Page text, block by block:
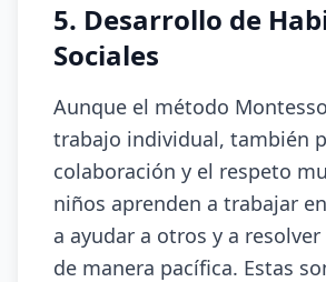
5. Desarrollo de
Sociales
Aunque el método
trabajo individual, también
colaboración y el respeto
niños aprenden a trabajar
a ayudar a otros y a
de manera pacífica. Estas